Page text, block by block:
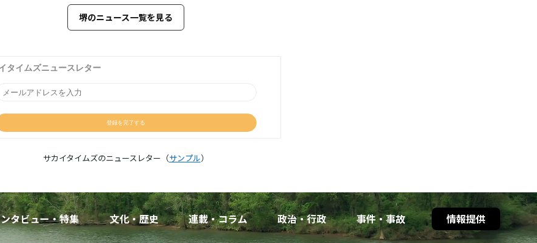
堺のニュース一覧を見る
サカイタイムズのニュースレター（サンプル）
タビュー・特集 文化・歴史 連載・コラム 政治・行政 事件・事故 情報提供